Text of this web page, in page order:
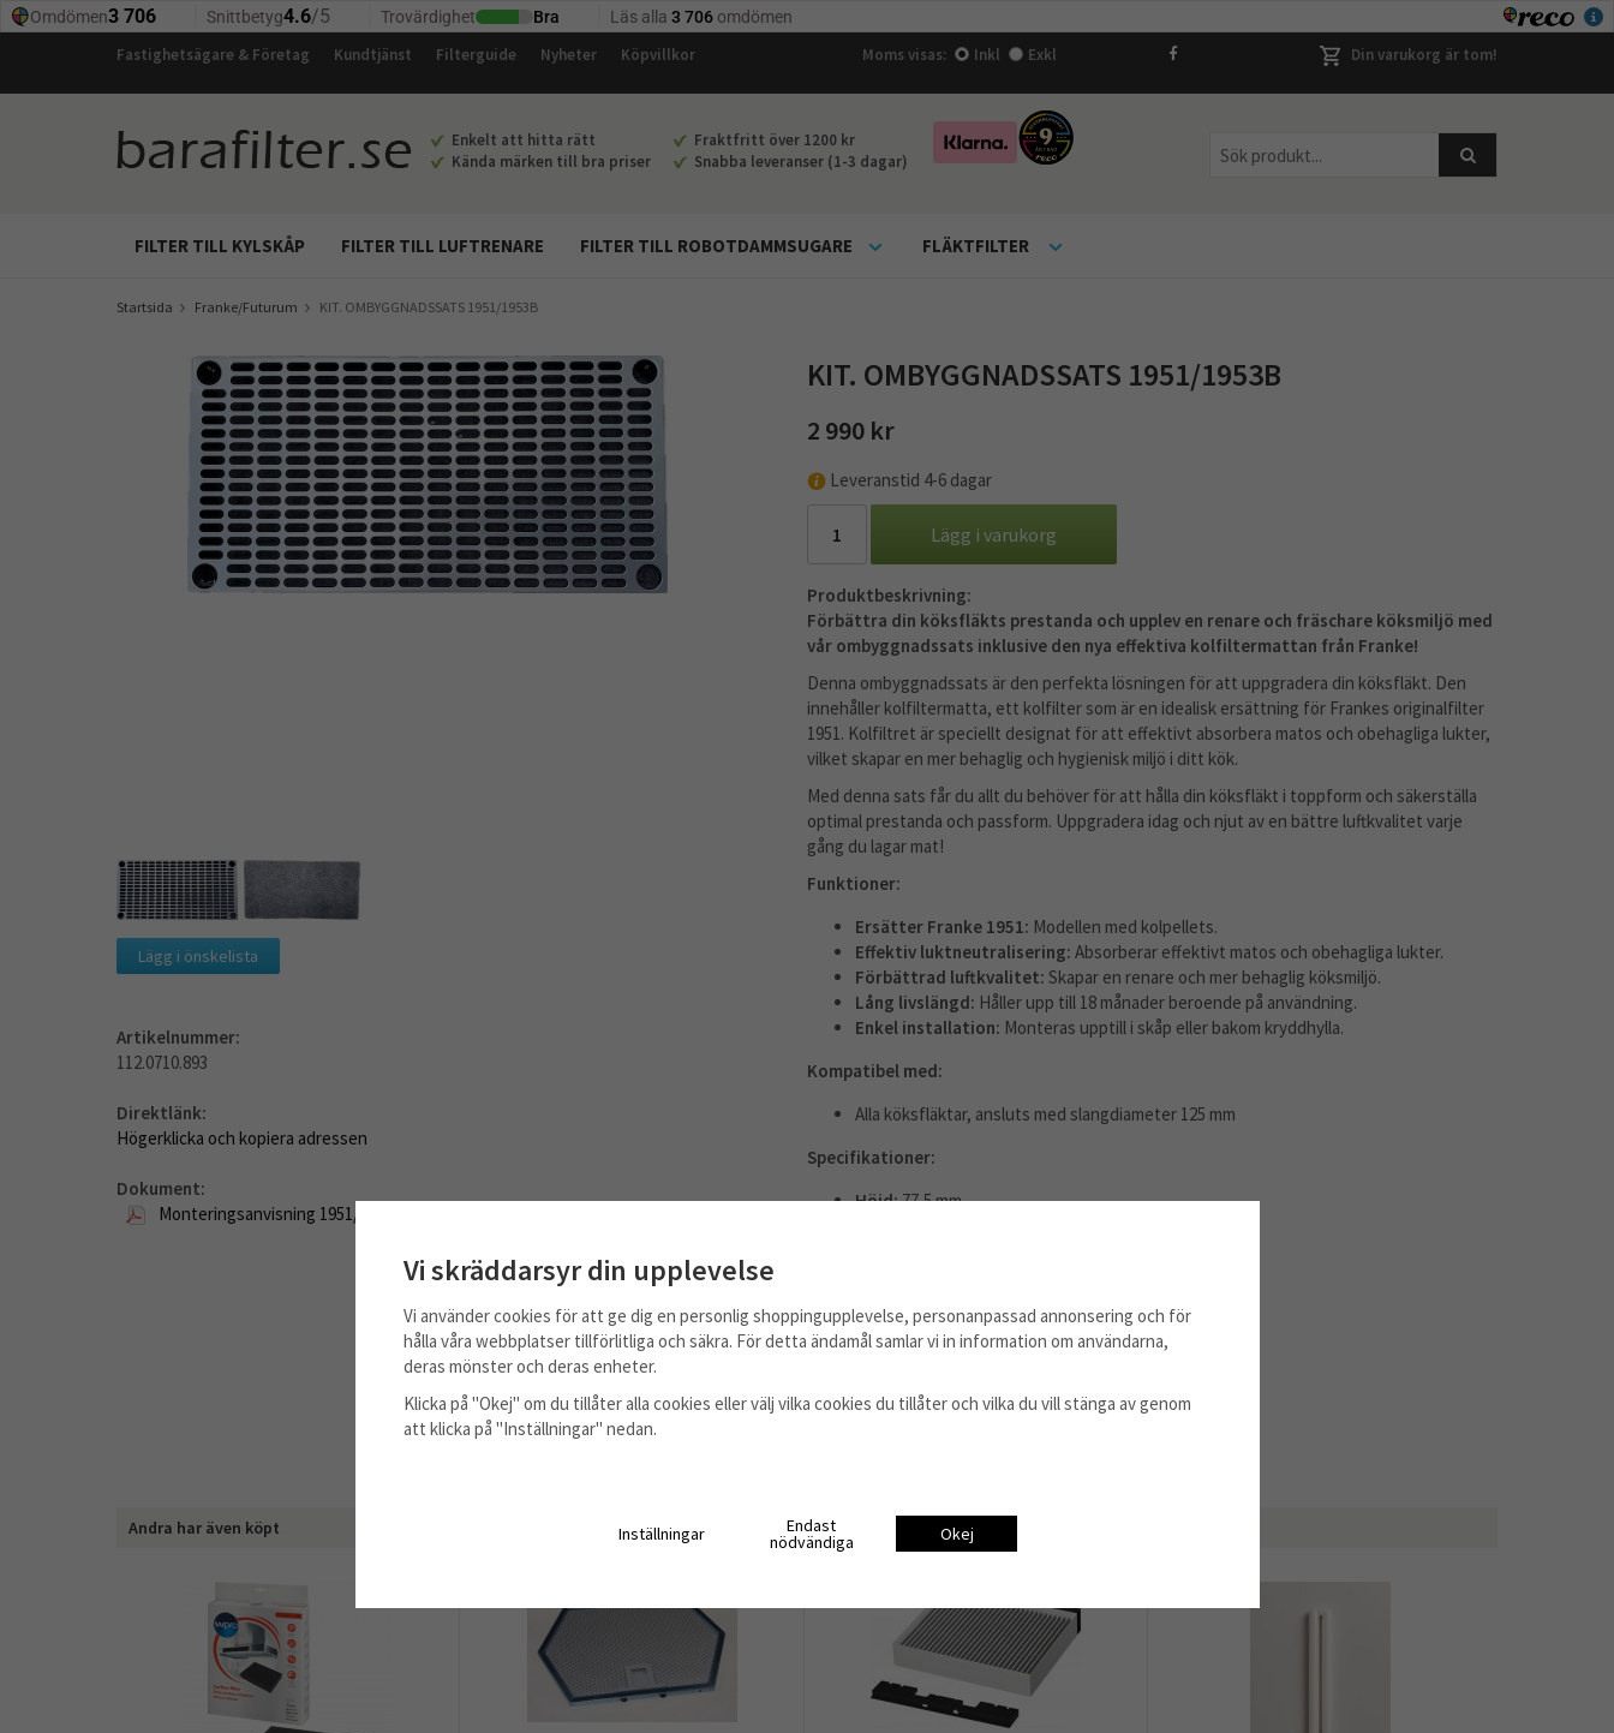
Fastighetsägare & Företag Kundtjänst Filterguide Nyheter Köpvillkor Din varukorg är tom!
Moms visas: Inkl Exkl
Enkelt att hitta rätt
Fraktfritt över 1200 kr
Kända märken till bra priser
Snabba leveranser (1-3 dagar)
FILTER TILL KYLSKÅP FILTER TILL LUFTRENARE FILTER TILL ROBOTDAMMSUGARE FLÄKTFILTER
Startsida Franke/Futurum KIT. OMBYGGNADSSATS 1951/1953B
KIT. OMBYGGNADSSATS 1951/1953B
2 990 kr
Leveranstid 4-6 dagar
Lägg i varukorg
Produktbeskrivning:
Förbättra din köksfläkts prestanda och upplev en renare och fräschare köksmiljö med
vår ombyggnadssats inklusive den nya effektiva kolfiltermattan från Franke!
Denna ombyggnadssats är den perfekta lösningen för att uppgradera din köksfläkt. Den
innehåller kolfiltermatta, ett kolfilter som är en idealisk ersättning för Frankes originalfilter
1951. Kolfiltret är speciellt designat för att effektivt absorbera matos och obehagliga lukter,
vilket skapar en mer behaglig och hygienisk miljö i ditt kök.
Med denna sats får du allt du behöver för att hålla din köksfläkt i toppform och säkerställa
optimal prestanda och passform. Uppgradera idag och njut av en bättre luftkvalitet varje
gång du lagar mat!
Funktioner:
Ersätter Franke 1951: Modellen med kolpellets.
Effektiv luktneutralisering: Absorberar effektivt matos och obehagliga lukter.
Förbättrad luftkvalitet: Skapar en renare och mer behaglig köksmiljö.
Lång livslängd: Håller upp till 18 månader beroende på användning.
Enkel installation: Monteras upptill i skåp eller bakom kryddhylla.
Kompatibel med:
Alla köksfläktar, ansluts med slangdiameter 125 mm
Specifikationer:
Höjd:77,5 mm
Lägg i önskelista
Artikelnummer:
112.0710.893
Direktlänk:
Högerklicka och kopiera adressen
Dokument:
Monteringsanvisning 1951/1953
Andra har även köpt
Vi skräddarsyr din upplevelse
Vi använder cookies för att ge dig en personlig shoppingupplevelse, personanpassad annonsering och för
hålla våra webbplatser tillförlitliga och säkra. För detta ändamål samlar vi in information om användarna,
deras mönster och deras enheter.
Klicka på "Okej" om du tillåter alla cookies eller välj vilka cookies du tillåter och vilka du vill stänga av genom
att klicka på "Inställningar" nedan.
Inställningar Endast
nödvändiga Okej